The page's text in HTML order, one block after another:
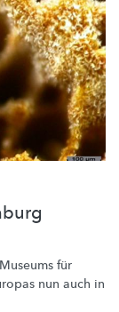
für
nun auch in